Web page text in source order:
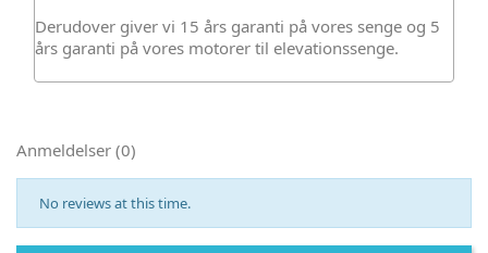
Derudover giver vi 15 års garanti på vores senge og 5
års garanti på vores motorer til elevationssenge.
Anmeldelser (0)
No reviews at this time.